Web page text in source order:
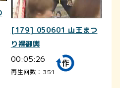
[179] 050601 山王まつ
り裸御輿
00:05:26
再生回数：351